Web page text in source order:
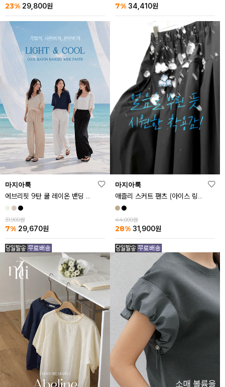
23% 29,800원 7% 34,410원
마지아룩
에브리핏 9탄 쿨 레이온 밴딩 와이드 팬츠
31,900원
7% 29,670원
마지아룩
애즐리 스커트 팬츠 (아이스 링클프리ver.)
44,000원
28% 31,900원